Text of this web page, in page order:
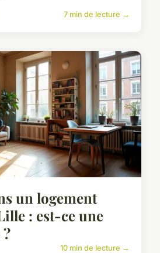
7 min de lecture →
un logement
: est-ce une
10 min de lecture →